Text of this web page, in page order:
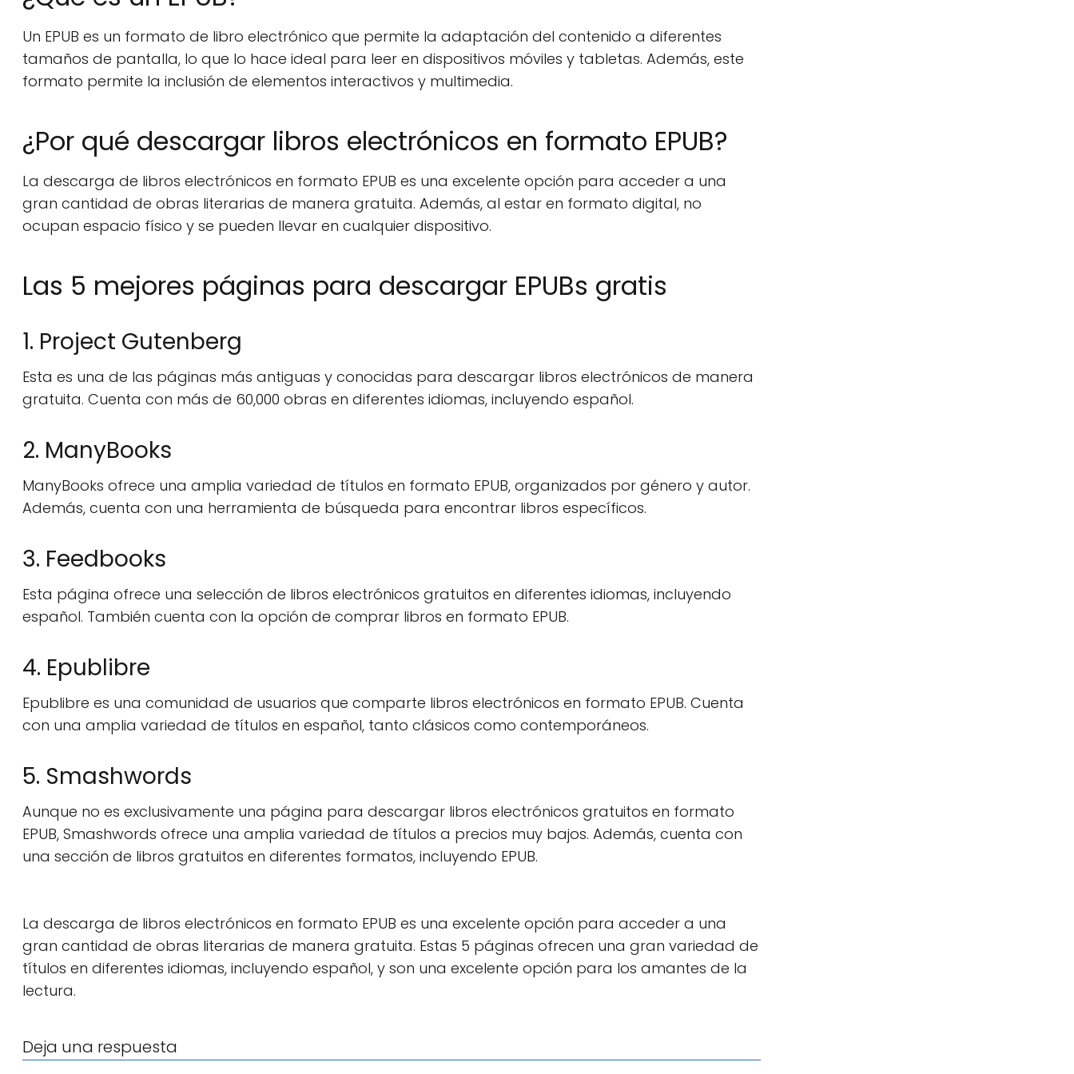
Un EPUB es un formato de libro electrónico que permite la adaptación del contenido a diferentes
tamaños de pantalla, lo que lo hace ideal para leer en dispositivos móviles y tabletas. Además, este
formato permite la inclusión de elementos interactivos y multimedia.
¿Por qué descargar libros electrónicos en formato EPUB?
La descarga de libros electrónicos en formato EPUB es una excelente opción para acceder a una
gran cantidad de obras literarias de manera gratuita. Además, al estar en formato digital, no
ocupan espacio físico y se pueden llevar en cualquier dispositivo.
Las 5 mejores páginas para descargar EPUBs gratis
1. Project Gutenberg
Esta es una de las páginas más antiguas y conocidas para descargar libros electrónicos de manera
gratuita. Cuenta con más de 60,000 obras en diferentes idiomas, incluyendo español.
2. ManyBooks
ManyBooks ofrece una amplia variedad de títulos en formato EPUB, organizados por género y autor.
Además, cuenta con una herramienta de búsqueda para encontrar libros específicos.
3. Feedbooks
Esta página ofrece una selección de libros electrónicos gratuitos en diferentes idiomas, incluyendo
español. También cuenta con la opción de comprar libros en formato EPUB.
4. Epublibre
Epublibre es una comunidad de usuarios que comparte libros electrónicos en formato EPUB. Cuenta
con una amplia variedad de títulos en español, tanto clásicos como contemporáneos.
5. Smashwords
Aunque no es exclusivamente una página para descargar libros electrónicos gratuitos en formato
EPUB, Smashwords ofrece una amplia variedad de títulos a precios muy bajos. Además, cuenta con
una sección de libros gratuitos en diferentes formatos, incluyendo EPUB.
La descarga de libros electrónicos en formato EPUB es una excelente opción para acceder a una
gran cantidad de obras literarias de manera gratuita. Estas 5 páginas ofrecen una gran variedad de
títulos en diferentes idiomas, incluyendo español, y son una excelente opción para los amantes de la
lectura.
Deja una respuesta